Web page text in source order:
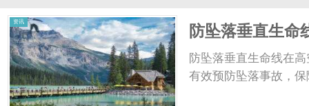
资讯
防坠落垂直生命
防坠落垂直生命线在
有效预防坠落事故，